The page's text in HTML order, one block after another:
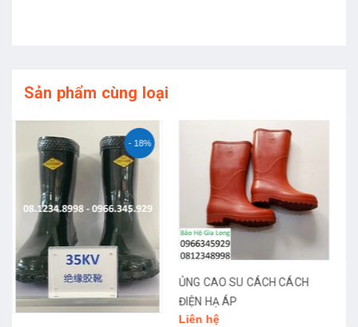
Sản phẩm cùng loại
ỦNG CAO SU CÁCH CÁCH
ĐIỆN HẠ ÁP
ỦNG CAO SU CÁCH ĐIỆN
15KV
Liên hệ